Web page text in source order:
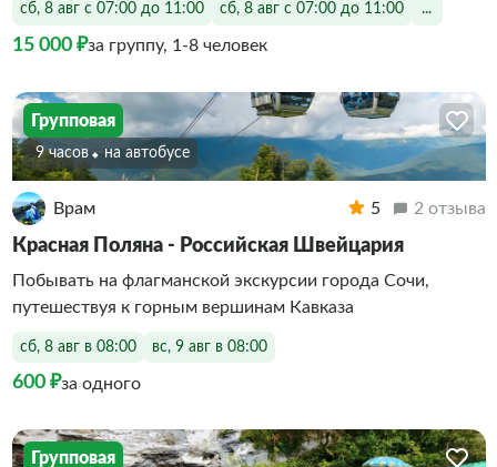
сб, 8 авг с 07:00 до 11:00 сб, 8 авг с 07:00 до 11:00 ...
15 000 ₽за группу, 1-8 человек
Групповая
9 часов На автобусе
Врам 5 2 отзыва
Красная Поляна - Российская Швейцария
Побывать на флагманской экскурсии города Сочи,
путешествуя к горным вершинам Кавказа
сб, 8 авг в 08:00 вс, 9 авг в 08:00
600 ₽за одного
Групповая